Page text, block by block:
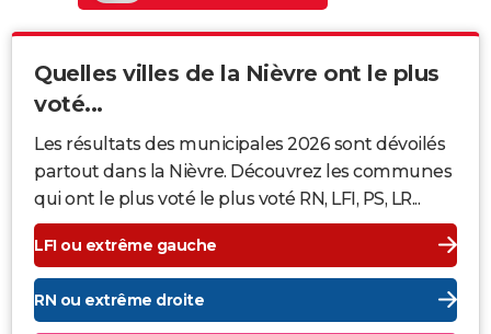
Quelles villes de la Nièvre ont le plus
voté...
Les résultats des municipales 2026 sont dévoilés
partout dans la Nièvre. Découvrez les communes
qui ont le plus voté le plus voté RN, LFI, PS, LR...
LFI ou extrême gauche
RN ou extrême droite